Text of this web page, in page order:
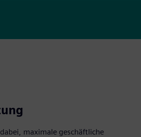
maximale geschäftliche